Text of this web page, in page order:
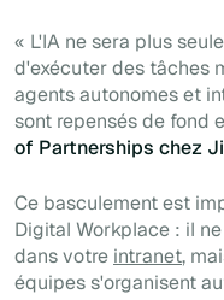
« L'IA ne sera plus
d'exécuter des tâches
agents autonomes et
sont repensés de fond
of Partnerships chez
Ce basculement est
Digital Workplace : il
dans votre intranet,
équipes s'organisent